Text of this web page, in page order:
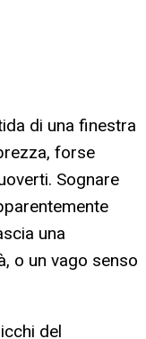
di una finestra
forse
Sognare
una
o un vago senso
del